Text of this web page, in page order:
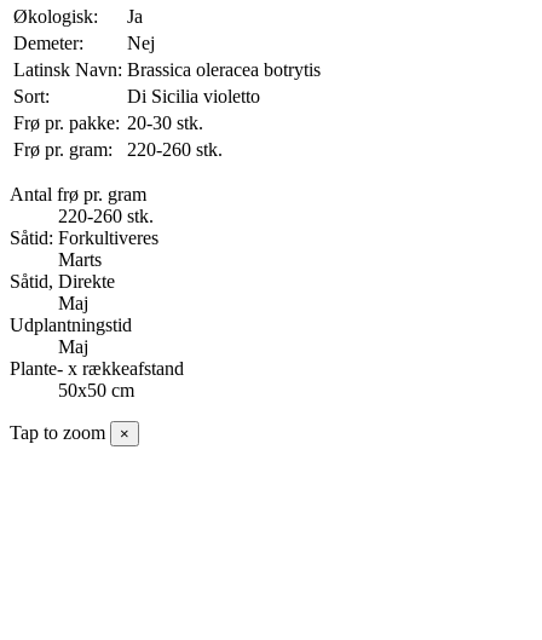
Økologisk:
Ja
Demeter:
Nej
Latinsk Navn: Brassica oleracea botrytis
Sort:
Di Sicilia violetto
Frø pr. pakke: 20-30 stk.
Frø pr. gram:
220-260 stk.
Antal frø pr. gram
220-260 stk.
Såtid: Forkultiveres
Marts
Såtid, Direkte
Maj
Udplantningstid
Maj
Plante- x rækkeafstand
50x50 cm
Tap to zoom ×